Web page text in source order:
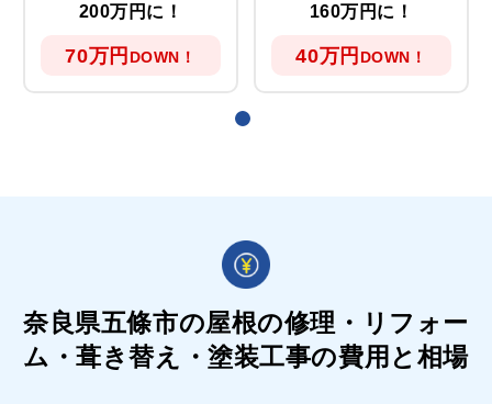
200万円に！
70万円 DOWN！
160万円に！
40万円 DOWN！
奈良県五條市の屋根の修理・リフォー
ム・葺き替え・塗装工事の費用と相場